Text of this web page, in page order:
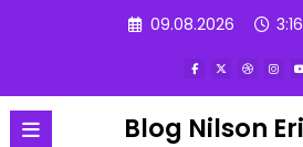
09.08.2026
Blog Nilson